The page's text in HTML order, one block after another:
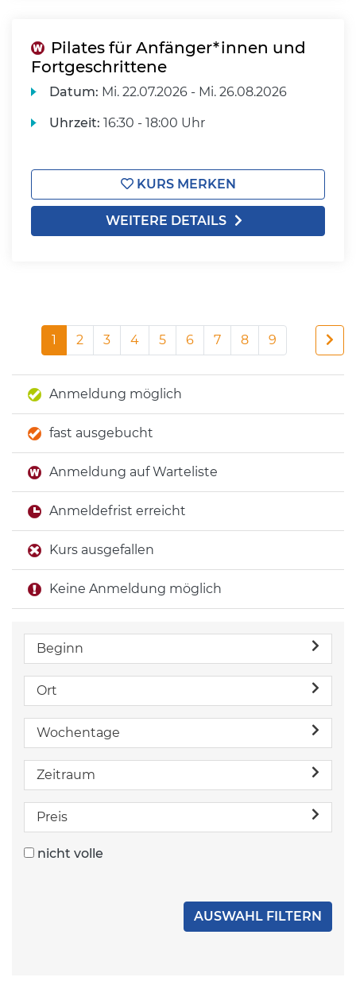
Pilates für Anfänger*innen und
Fortgeschrittene
Datum: Mi. 22.07.2026 - Mi. 26.08.2026
Uhrzeit: 16:30 - 18:00 Uhr
KURS MERKEN
WEITERE DETAILS
1 2 3 4 5 6 7 8 9
Anmeldung möglich
fast ausgebucht
Anmeldung auf Warteliste
Anmeldefrist erreicht
Kurs ausgefallen
Keine Anmeldung möglich
Beginn
Ort
Wochentage
Zeitraum
Preis
nicht volle